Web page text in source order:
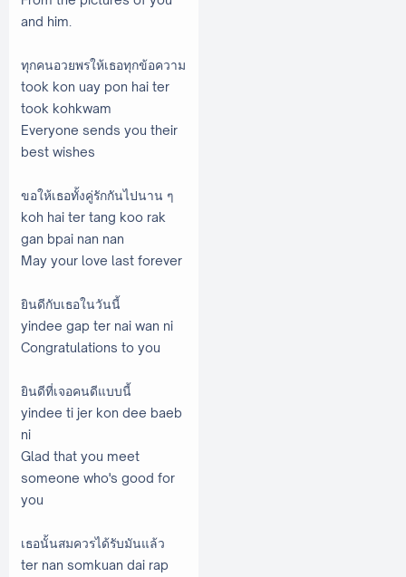
and him.
ทุกคนอวยพรให้เธอทุกข้อความ
took kon uay pon hai ter
took kohkwam
Everyone sends you their
best wishes
ขอให้เธอทั้งคู่รักกันไปนาน ๆ
koh hai ter tang koo rak
gan bpai nan nan
May your love last forever
ยินดีกับเธอในวันนี้
yindee gap ter nai wan ni
Congratulations to you
ยินดีที่เจอคนดีแบบนี้
yindee ti jer kon dee baeb
ni
Glad that you meet
someone who's good for
you
เธอนั้นสมควรได้รับมันแล้ว
ter nan somkuan dai rap